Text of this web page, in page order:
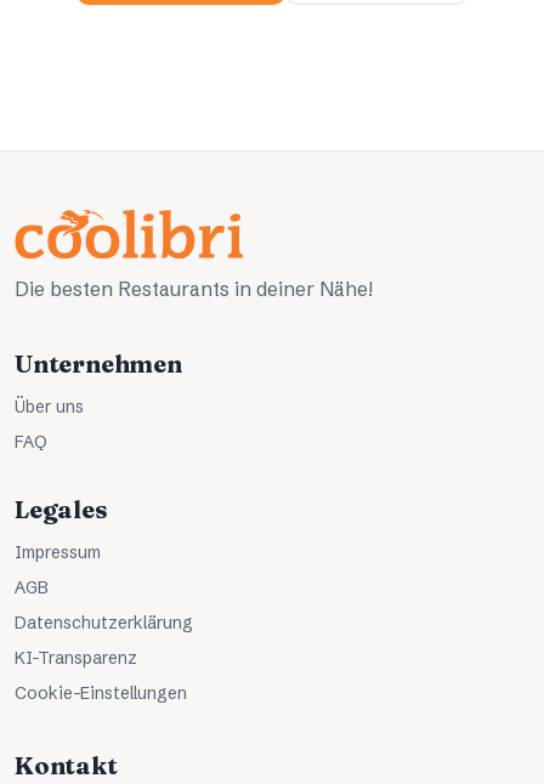
Die besten Restaurants in deiner Nähe!
Unternehmen
Über uns
FAQ
Legales
Impressum
AGB
Datenschutzerklärung
KI-Transparenz
Cookie-Einstellungen
Kontakt